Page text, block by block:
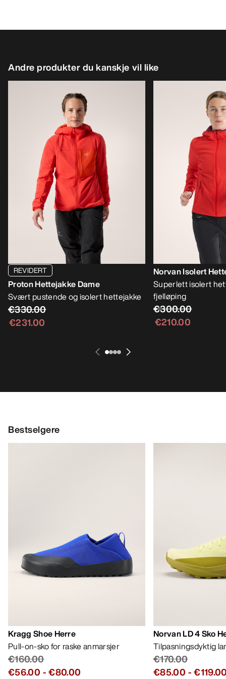
Andre produkter du kanskje vil like
REVIDERT
Proton Hettejakke Dame
Svært pustende og isolert hettejakke
€330.00
€231.00
Norvan Isolert
Superlett isolert
fjelløping
€300.00
€210.00
Bestselgere
Kragg Shoe Herre
Pull-on-sko for raske anmarsjer
€160.00
€56.00 -€80.00
Norvan LD 4 Sko
Tilpasningsdyktig
€170.00
€85.00 -